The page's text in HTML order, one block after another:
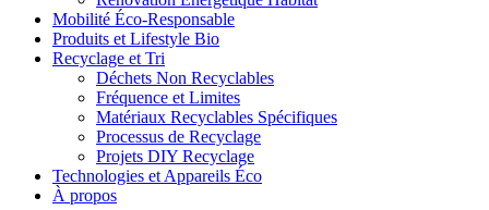
Mobilité Éco-Responsable
Produits et Lifestyle Bio
Recyclage et Tri
Déchets Non Recyclables
Fréquence et Limites
Matériaux Recyclables Spécifiques
Processus de Recyclage
Projets DIY Recyclage
Technologies et Appareils Éco
À propos